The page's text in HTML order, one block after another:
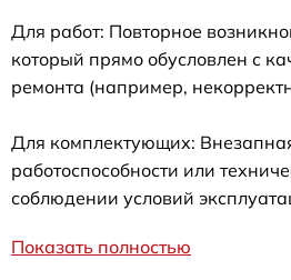
Для работ: Повторное
который прямо обусловлен с
ремонта (например,
Для комплектующих:
работоспособности или
соблюдении условий
Показать полностью